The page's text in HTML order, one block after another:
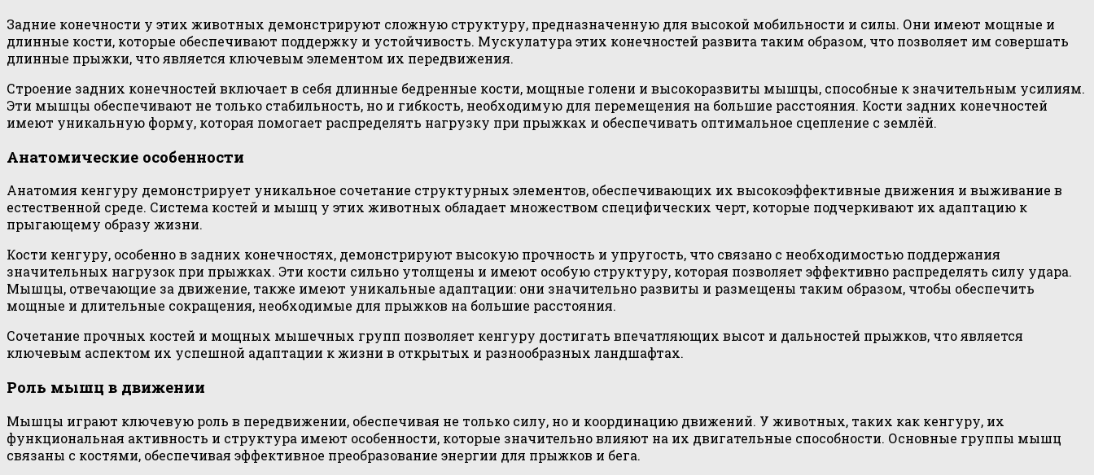
Задние конечности у этих животных демонстрируют сложную структуру, предназначенную для высокой мобильности и силы. Они имеют мощные и
длинные кости, которые обеспечивают поддержку и устойчивость. Мускулатура этих конечностей развита таким образом, что позволяет им совершать
длинные прыжки, что является ключевым элементом их передвижения.
Строение задних конечностей включает в себя длинные бедренные кости, мощные голени и высокоразвиты мышцы, способные к значительным усилиям.
Эти мышцы обеспечивают не только стабильность, но и гибкость, необходимую для перемещения на большие расстояния. Кости задних конечностей
имеют уникальную форму, которая помогает распределять нагрузку при прыжках и обеспечивать оптимальное сцепление с землёй.
Анатомические особенности
Анатомия кенгуру демонстрирует уникальное сочетание структурных элементов, обеспечивающих их высокоэффективные движения и выживание в
естественной среде. Система костей и мышц у этих животных обладает множеством специфических черт, которые подчеркивают их адаптацию к
прыгающему образу жизни.
Кости кенгуру, особенно в задних конечностях, демонстрируют высокую прочность и упругость, что связано с необходимостью поддержания
значительных нагрузок при прыжках. Эти кости сильно утолщены и имеют особую структуру, которая позволяет эффективно распределять силу удара.
Мышцы, отвечающие за движение, также имеют уникальные адаптации: они значительно развиты и размещены таким образом, чтобы обеспечить
мощные и длительные сокращения, необходимые для прыжков на большие расстояния.
Сочетание прочных костей и мощных мышечных групп позволяет кенгуру достигать впечатляющих высот и дальностей прыжков, что является
ключевым аспектом их успешной адаптации к жизни в открытых и разнообразных ландшафтах.
Роль мышц в движении
Мышцы играют ключевую роль в передвижении, обеспечивая не только силу, но и координацию движений. У животных, таких как кенгуру, их
функциональная активность и структура имеют особенности, которые значительно влияют на их двигательные способности. Основные группы мышц
связаны с костями, обеспечивая эффективное преобразование энергии для прыжков и бега.